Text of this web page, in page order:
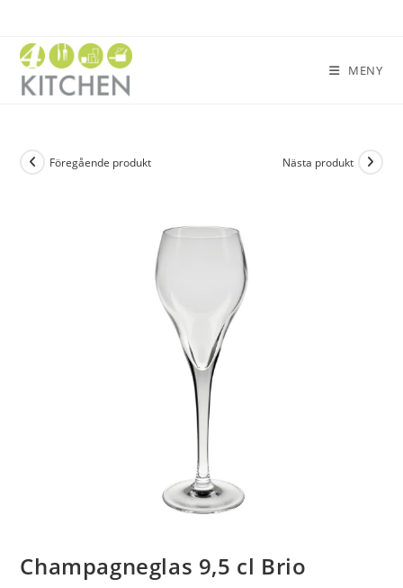
MENY
Föregående produkt Nästa produkt
Champagneglas 9,5 cl Brio